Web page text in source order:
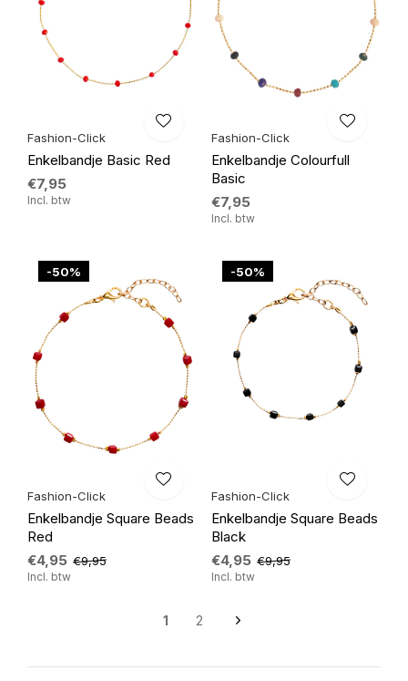
Fashion-Click
Enkelbandje Basic Red
€7,95
Incl. btw
Fashion-Click
Enkelbandje Colourfull
Basic
€7,95
Incl. btw
-50%
Fashion-Click
Enkelbandje Square Beads
Red
€4,95 €9,95
Incl. btw
-50%
Fashion-Click
Enkelbandje Square Beads
Black
€4,95 €9,95
Incl. btw
1 2